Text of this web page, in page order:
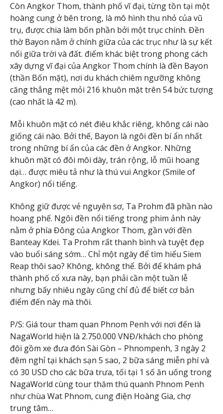
Còn Angkor Thom, thành phố vĩ đại, từng tồn tại một
hoàng cung ở bên trong, là mô hình thu nhỏ của vũ
trụ, được chia làm bốn phần bởi một trục chính. Đền
thờ Bayon nằm ở chính giữa của các trục như là sự kết
nối giữa trời và đất. điểm khác biệt trong phong cách
xây dựng vĩ đại của Angkor Thom chính là đền Bayon
(thần Bốn mặt), nơi du khách chiêm ngưỡng không
căng thẳng mệt mỏi 216 khuôn mặt trên 54 bức tượng
(cao nhất là 42 m).
Mỗi khuôn mặt có nét điêu khắc riêng, không cái nào
giống cái nào. Bởi thế, Bayon là ngôi đền bí ẩn nhất
trong những bí ẩn của các đền ở Angkor. Những
khuôn mặt có đôi môi dày, trán rộng, lỗ mũi hoang
dại… được miêu tả như là thú vui Angkor (Smile of
Angkor) nổi tiếng.
Không giữ được vẻ nguyên sơ, Ta Prohm đã phần nào
hoang phế. Ngôi đền nổi tiếng trong phim ảnh này
nằm ở phía Đông của Angkor Thom, gần với đền
Banteay Kdei. Ta Prohm rất thanh bình và tuyệt đẹp
vào buổi sáng sớm… Chỉ một ngày để tìm hiểu Siem
Reap thôi sao? Không, không thể. Bởi để khám phá
thành phố cổ xưa này, bạn phải cần một tuần lễ
nhưng bấy nhiêu ngày cũng chỉ đủ để biết cơ bản
điểm đến này mà thôi.
P/S: Giá tour tham quan Phnom Penh với nơi đến là
NagaWorld hiện là 2.750.000 VNĐ/khách cho phòng
đôi gồm xe đưa đón Sài Gòn – Phnompenh, 3 ngày 2
đêm nghỉ tại khách sạn 5 sao, 2 bữa sáng miễn phí và
có 30 USD cho các bữa trưa, tối tại 1 số ăn uống trong
NagaWorld cùng tour thăm thú quanh Phnom Penh
như chùa Wat Phnom, cung điện Hoàng Gia, chợ
trung tâm…